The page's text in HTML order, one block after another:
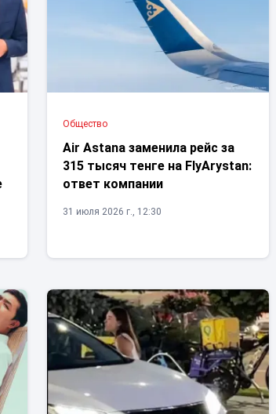
Общество
Air Astana заменила рейс за
315 тысяч тенге на FlyArystan:
ответ компании
31 июля 2026 г., 12:30